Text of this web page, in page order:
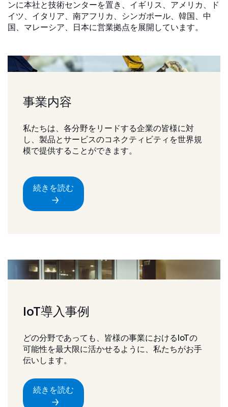
ンに本社と技術センターを置き、イギリス、アメリカ、ド
イツ、イタリア、南アフリカ、シンガポール、韓国、中
国、マレーシア、日本に営業拠点を展開しています。
事業内容
私たちは、各分野をリードする企業の皆様に対
し、製品とサービスのコネクティビティを世界規
模で提供することができます。
続きを読む
IoT導入事例
どの分野であっても、皆様の事業におけるIoTの
可能性を最大限に活かせるように、私たちがお手
伝いします。
続きを読む